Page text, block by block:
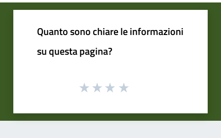
Quanto sono chiare le informazioni
su questa pagina?